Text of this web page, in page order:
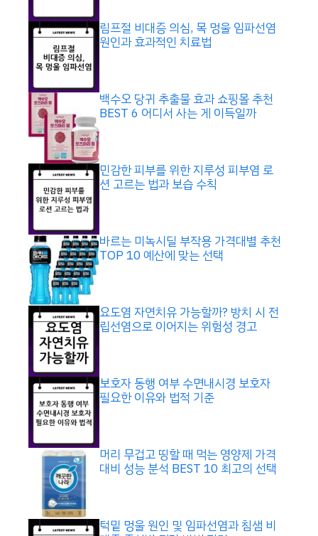
림프절 비대증 의심, 목 멍울 임파선염
원인과 효과적인 치료법
백수오 당귀 추출물 효과 쇼핑몰 추천
BEST 6 어디서 사는 게 이득일까
민감한 피부를 위한 지루성 피부염 로
션 고르는 법과 보습 수칙
바르는 미녹시딜 부작용 가격대별 추천
TOP 10 예산에 맞는 선택
요도염 자연치유 가능할까? 방치 시 전
립선염으로 이어지는 위험성 경고
보호자 동행 여부 수면내시경 보호자
필요한 이유와 법적 기준
머리 무겁고 띵할 때 먹는 영양제 가격
대비 성능 분석 BEST 10 최고의 선택
턱밑 멍울 원인 및 임파선염과 침샘 비